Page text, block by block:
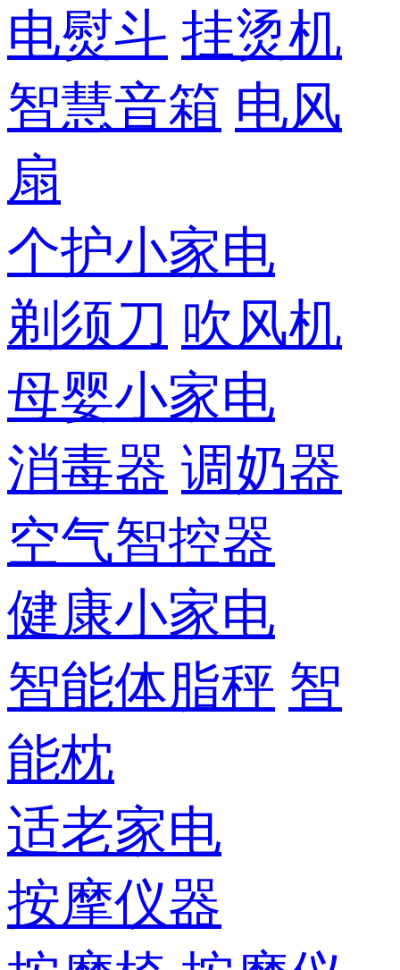
电熨斗 挂烫机
智慧音箱 电风
扇
个护小家电
剃须刀 吹风机
母婴小家电
消毒器 调奶器
空气智控器
健康小家电
智能体脂秤 智
能枕
适老家电
按摩仪器